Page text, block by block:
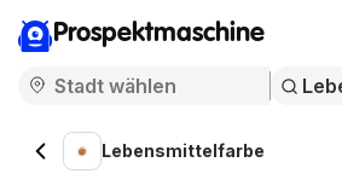
Prospektmaschine
Lebensmittelfarbe